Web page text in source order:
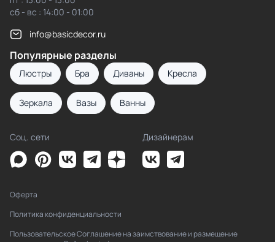
сб - вс : 14:00 - 01:00
info@basicdecor.ru
Популярные разделы
Люстры Бра Диваны Кресла
Зеркала Вазы Ванны
Соц. сети Дизайнерам
Оферта
Политика конфиденциальности
Пользовательское Соглашение на заимствование и размещение